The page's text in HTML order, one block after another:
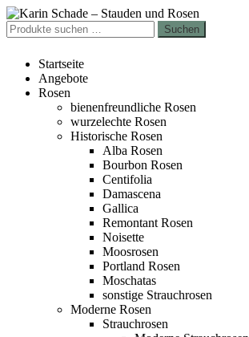
Zur
Navigation
springen
Zum
Inhalt
springen
Suchen
nach:
Suchen
Startseite
Angebote
Rosen
bienenfreundliche Rosen
wurzelechte Rosen
Historische Rosen
Alba Rosen
Bourbon Rosen
Centifolia
Damascena
Gallica
Remontant Rosen
Noisette
Moosrosen
Portland Rosen
Moschatas
sonstige Strauchrosen
Moderne Rosen
Strauchrosen